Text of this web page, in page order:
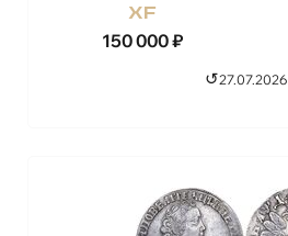
xf
150 000₽
↺27.07.2026